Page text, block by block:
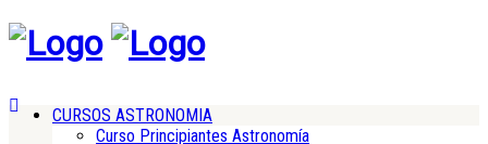
CURSOS ASTRONOMIA
Curso Principiantes Astronomía